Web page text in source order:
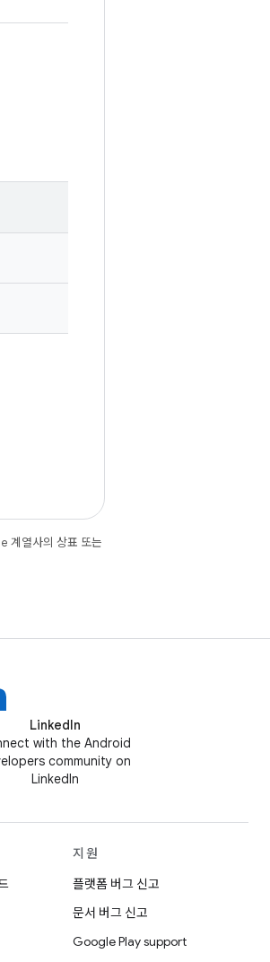
계열사의 상표 또는
LinkedIn
with the Android
community on
LinkedIn
지원
플랫폼 버그 신고
문서 버그 신고
Google Play support